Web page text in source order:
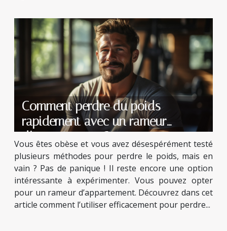
Comment perdre du poids
rapidement avec un rameur
d’appartement ?
Vous êtes obèse et vous avez désespérément testé
plusieurs méthodes pour perdre le poids, mais en
vain ? Pas de panique ! Il reste encore une option
intéressante à expérimenter. Vous pouvez opter
pour un rameur d’appartement. Découvrez dans cet
article comment l’utiliser efficacement pour perdre...